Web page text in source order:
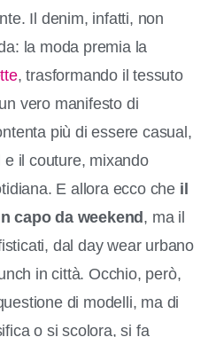
Il denim, infatti, non
la moda premia la
, trasformando il tessuto
vero manifesto di
più di essere casual,
il couture, mixando
E allora ecco che il
capo da weekend, ma il
dal day wear urbano
in città. Occhio, però,
di modelli, ma di
o si scolora, si fa